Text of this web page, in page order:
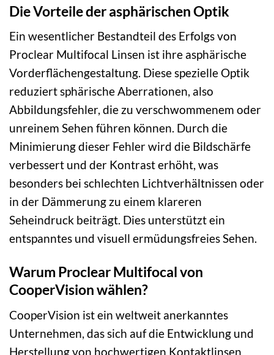
Die Vorteile der asphärischen Optik
Ein wesentlicher Bestandteil des Erfolgs von
Proclear Multifocal Linsen ist ihre asphärische
Vorderflächengestaltung. Diese spezielle Optik
reduziert sphärische Aberrationen, also
Abbildungsfehler, die zu verschwommenem oder
unreinem Sehen führen können. Durch die
Minimierung dieser Fehler wird die Bildschärfe
verbessert und der Kontrast erhöht, was
besonders bei schlechten Lichtverhältnissen oder
in der Dämmerung zu einem klareren
Seheindruck beiträgt. Dies unterstützt ein
entspanntes und visuell ermüdungsfreies Sehen.
Warum Proclear Multifocal von
CooperVision wählen?
CooperVision ist ein weltweit anerkanntes
Unternehmen, das sich auf die Entwicklung und
Herstellung von hochwertigen Kontaktlinsen